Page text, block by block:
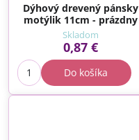
Dýhový drevený pánsky
motýlik 11cm - prázdny
Skladom
0,87 €
Do košíka